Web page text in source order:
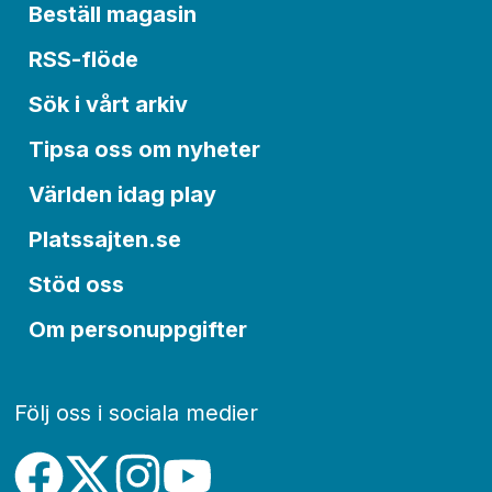
Beställ magasin
RSS-flöde
Sök i vårt arkiv
Tipsa oss om nyheter
Världen idag play
Platssajten.se
Stöd oss
Om personuppgifter
Följ oss i sociala medier